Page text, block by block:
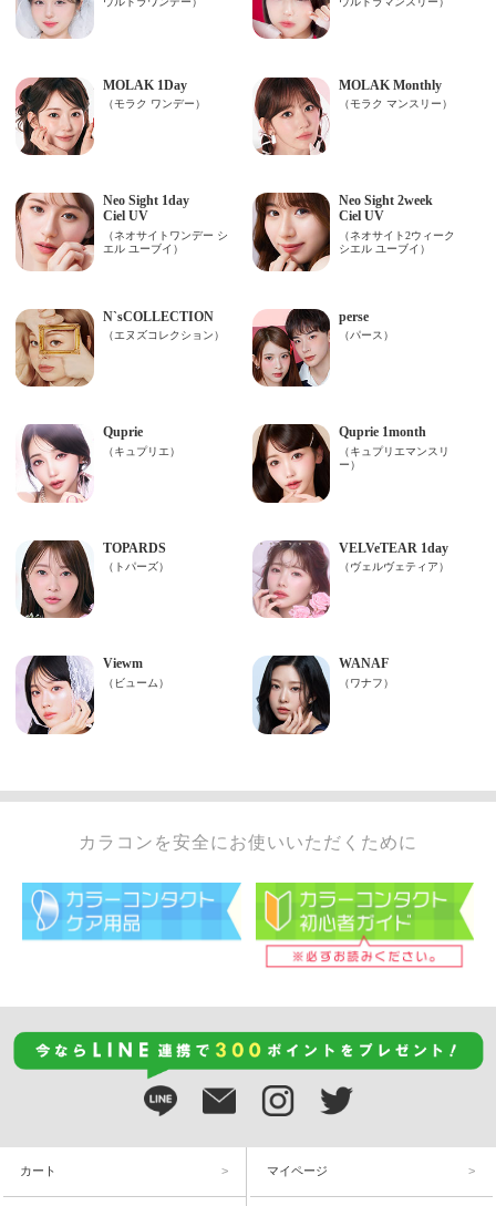
カラコンを安全にお使いいただくために
カート マイページ